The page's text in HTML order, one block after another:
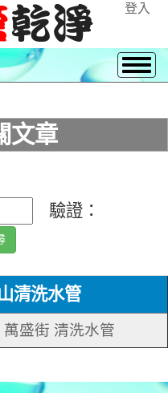
登入
文章
驗證：
清洗水管
盛街 清洗水管